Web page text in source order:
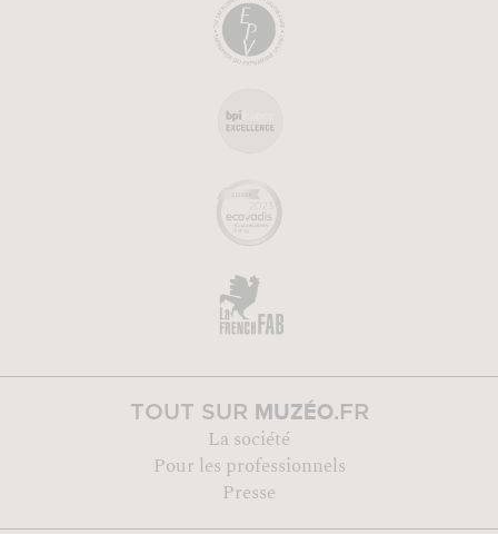
TOUT SUR MUZÉO.FR
La société
Pour les professionnels
Presse